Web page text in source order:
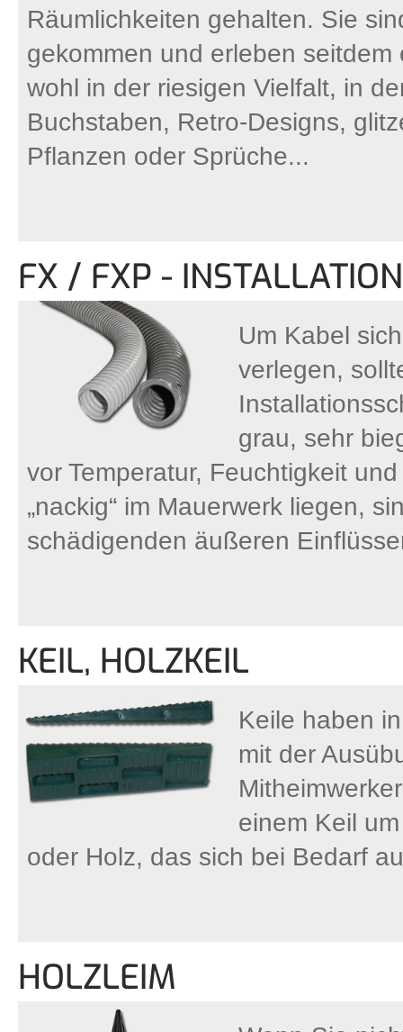
Räumlichkeiten gehalten. Sie
gekommen und erleben
wohl in der riesigen Vielfalt, in
Buchstaben, Retro-Designs,
Pflanzen oder Sprüche...
FX / FXP -
Um Kabel
verlegen,
grau, sehr
vor Temperatur, Feuchtigkeit
„nackig“ im Mauerwerk liegen,
schädigenden äußeren
KEIL, HOLZKEIL
Keile haben
mit der
einem Keil
oder Holz, das sich bei Bedarf
HOLZLEIM